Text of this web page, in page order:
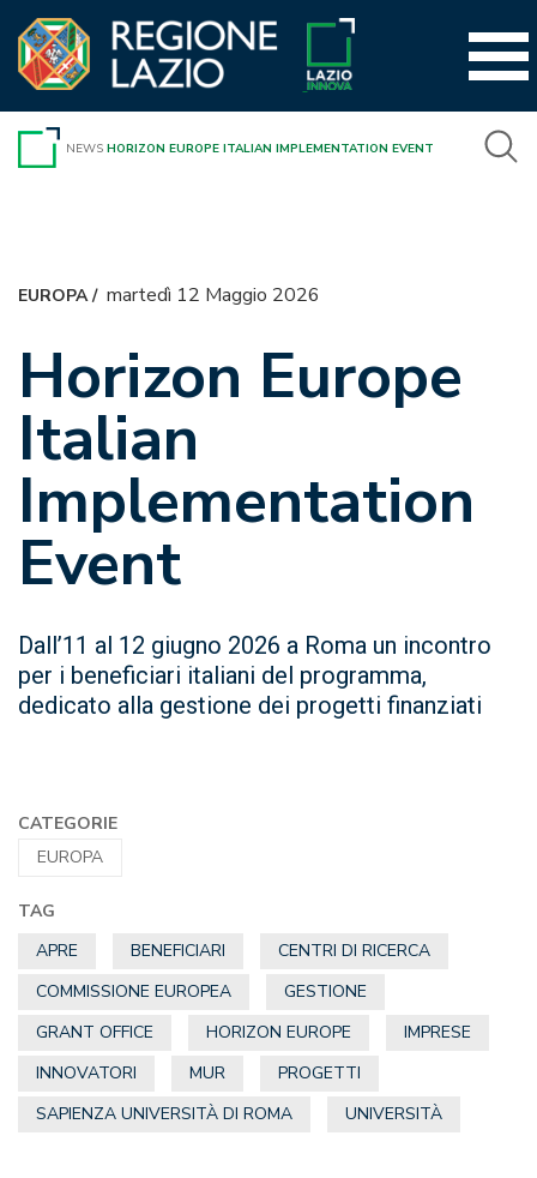
contenuto
NEWS HORIZON EUROPE ITALIAN IMPLEMENTATION EVENT
EUROPA/ martedì 12 Maggio 2026
Horizon Europe
Italian
Implementation
Event
Dall’11 al 12 giugno 2026 a Roma un incontro
per i beneficiari italiani del programma,
dedicato alla gestione dei progetti finanziati
CATEGORIE
EUROPA
TAG
APRE
BENEFICIARI
CENTRI DI RICERCA
COMMISSIONE EUROPEA
GESTIONE
GRANT OFFICE
HORIZON EUROPE
IMPRESE
INNOVATORI
MUR
PROGETTI
SAPIENZA UNIVERSITÀ DI ROMA
UNIVERSITÀ